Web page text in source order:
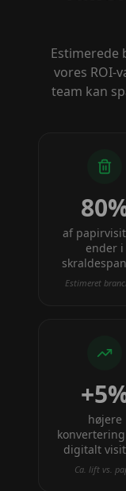
Estimerede
vores ROI-
team kan
af
ender i
Estimeret
højere
digitalt
Ca. lift vs.